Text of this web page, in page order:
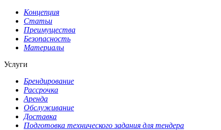
Концепция
Статьи
Преимущества
Безопасность
Материалы
Услуги
Брендирование
Рассрочка
Аренда
Обслуживание
Доставка
Подготовка технического задания для тендера